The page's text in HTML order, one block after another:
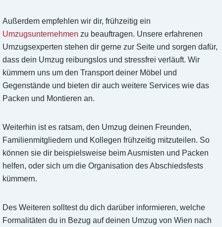
Außerdem empfehlen wir dir, frühzeitig ein
Umzugsunternehmen zu beauftragen. Unsere erfahrenen
Umzugsexperten stehen dir gerne zur Seite und sorgen dafür,
dass dein Umzug reibungslos und stressfrei verläuft. Wir
kümmern uns um den Transport deiner Möbel und
Gegenstände und bieten dir auch weitere Services wie das
Packen und Montieren an.
Weiterhin ist es ratsam, den Umzug deinen Freunden,
Familienmitgliedern und Kollegen frühzeitig mitzuteilen. So
können sie dir beispielsweise beim Ausmisten und Packen
helfen, oder sich um die Organisation des Abschiedsfests
kümmern.
Des Weiteren solltest du dich darüber informieren, welche
Formalitäten du in Bezug auf deinen Umzug von Wien nach